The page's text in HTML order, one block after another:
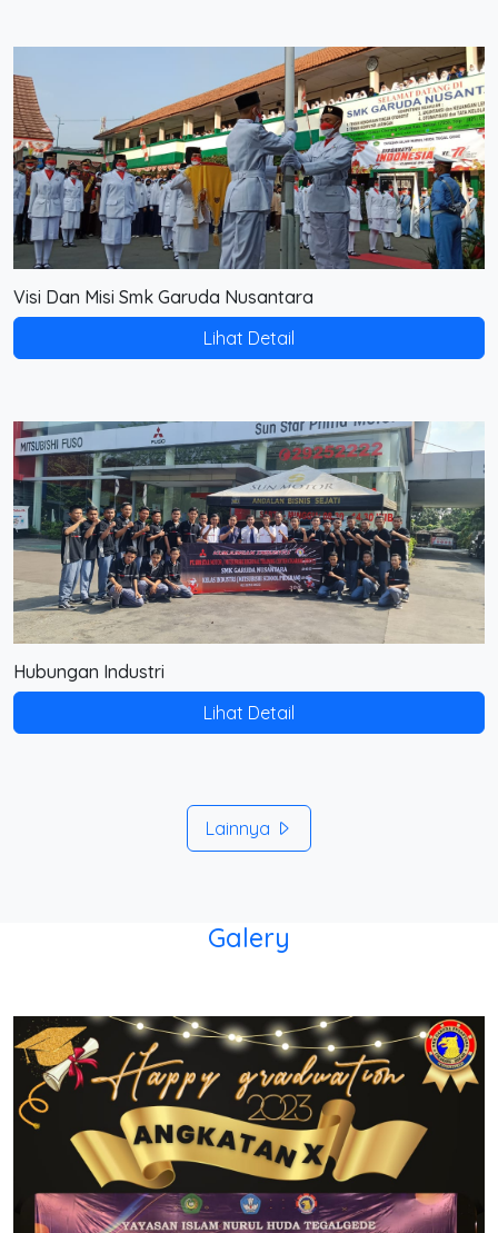
Visi Dan Misi Smk Garuda Nusantara
Lihat Detail
Hubungan Industri
Lihat Detail
Lainnya
Galery